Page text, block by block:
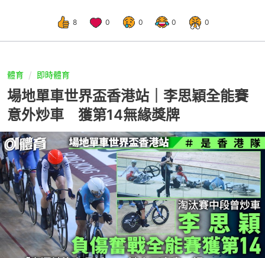
8 0 0 0 0
體育 即時體育
場地單車世界盃香港站｜李思穎全能賽
意外炒車 獲第14無緣獎牌